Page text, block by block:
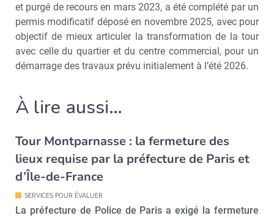
et purgé de recours en mars 2023, a été complété par un
permis modificatif déposé en novembre 2025, avec pour
objectif de mieux articuler la transformation de la tour
avec celle du quartier et du centre commercial, pour un
démarrage des travaux prévu initialement à l’été 2026.
À lire aussi…
Tour Montparnasse : la fermeture des
lieux requise par la préfecture de Paris et
d’Île-de-France
SERVICES POUR ÉVALUER
La préfecture de Police de Paris a exigé la fermeture